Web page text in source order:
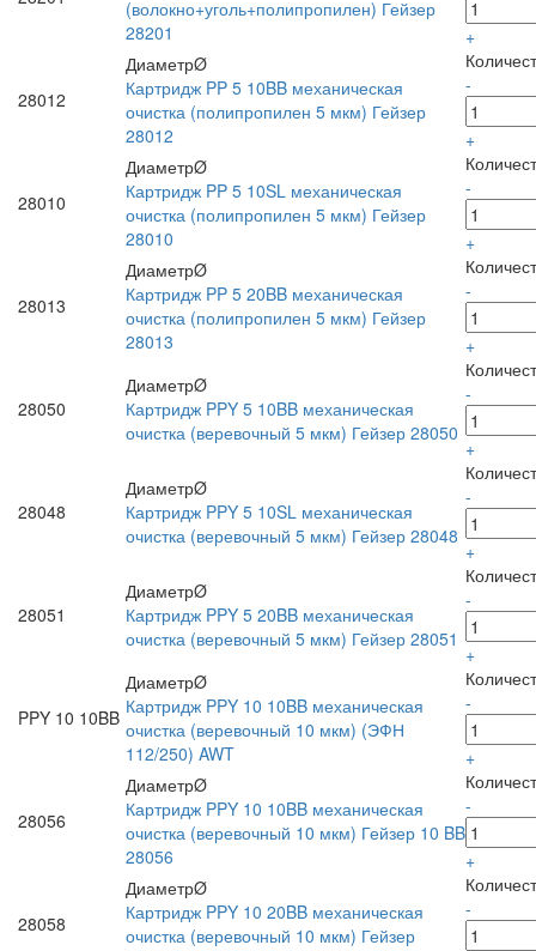
(волокно+уголь+полипропилен) Гейзер
28201
+
28012
ДиаметрØ
Картридж PP 5 10BB механическая
очистка (полипропилен 5 мкм) Гейзер
28012
-
+
28010
ДиаметрØ
Картридж PP 5 10SL механическая
очистка (полипропилен 5 мкм) Гейзер
28010
-
+
28013
ДиаметрØ
Картридж PP 5 20BB механическая
очистка (полипропилен 5 мкм) Гейзер
28013
-
+
28050
ДиаметрØ
Картридж PPY 5 10BB механическая
очистка (веревочный 5 мкм) Гейзер 28050
-
+
28048
ДиаметрØ
Картридж PPY 5 10SL механическая
очистка (веревочный 5 мкм) Гейзер 28048
-
+
28051
ДиаметрØ
Картридж PPY 5 20BB механическая
очистка (веревочный 5 мкм) Гейзер 28051
-
+
PPY 10 10BB
ДиаметрØ
Картридж PPY 10 10BB механическая
очистка (веревочный 10 мкм) (ЭФН
112/250) AWT
-
+
28056
ДиаметрØ
Картридж PPY 10 10BB механическая
очистка (веревочный 10 мкм) Гейзер 10 BB
28056
-
+
28058
ДиаметрØ
Картридж PPY 10 20BB механическая
очистка (веревочный 10 мкм) Гейзер
-